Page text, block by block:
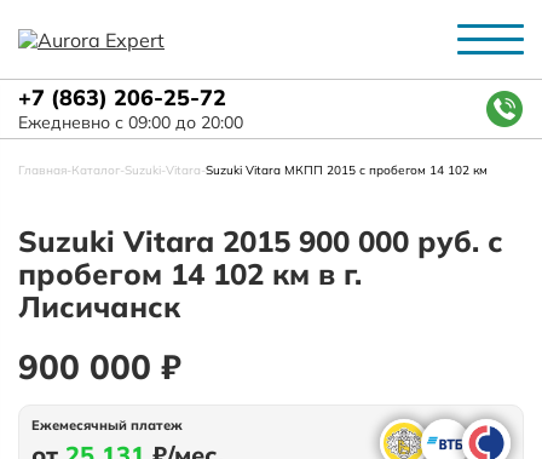
+7 (863) 206-25-72
Ежедневно с 09:00 до 20:00
Главная-Каталог-Suzuki-Vitara-Suzuki Vitara МКПП 2015 с пробегом 14 102 км
Suzuki Vitara 2015 900 000 руб. с
пробегом 14 102 км в г.
Лисичанск
900 000 ₽
Ежемесячный платеж